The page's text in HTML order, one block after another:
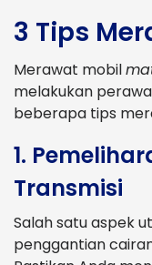
3 Tips
Merawat mobil
melakukan
beberapa tips
1.
Transmisi
Salah satu aspek
penggantian